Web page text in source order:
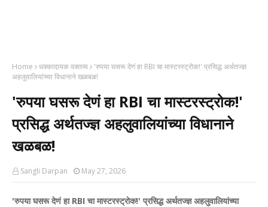
Home धक्कादायक वक्तव्य
​'रुपया घसरू देणं हा RBI चा मास्टरस्ट्रोक!' प्रसिद्ध अर्थतज्ज्ञ
अहलुवालियांच्या विधानाने खळबळ!
​'रुपया घसरू देणं हा RBI चा मास्टरस्ट्रोक!'
प्रसिद्ध अर्थतज्ज्ञ अहलुवालियांच्या विधानाने
खळबळ!
Sangli Darpan May 27, 2026
​'रुपया घसरू देणं हा RBI चा मास्टरस्ट्रोक!' प्रसिद्ध अर्थतज्ज्ञ अहलुवालियांच्या